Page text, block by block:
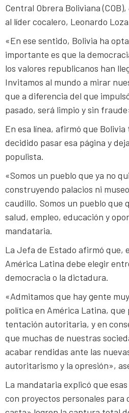
Central Obrera Boliviana
al líder cocalero, Leonardo
«En ese sentido, Bolivia ha
importante es que la
los valores republicanos han
Invitamos al mundo a mirar
que a diferencia del que
pasado, será limpio y sin
En esa línea, afirmó que
decidido pasar esa página y
populista.
«Somos un pueblo que ya no
construyendo palacios ni
caudillo. Somos un pueblo que
salud, empleo, educación y
mandataria.
La Jefa de Estado afirmó que,
América Latina debe elegir
democracia o la dictadura.
«Admitamos que hay gente
política en América Latina, que
tentación autoritaria, y en
que muchas de nuestras
acabar rendidas ante las
autoritarismo y la opresión»,
La mandataria explicó que
con proyectos personales para